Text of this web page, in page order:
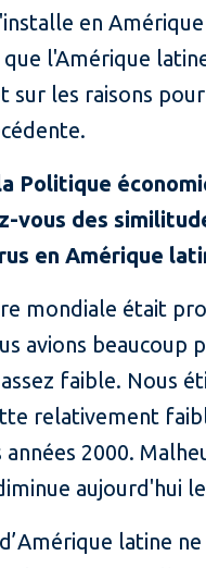
en
que l'Amérique
sur les raisons
vous des
en Amérique
mondiale était
avions beaucoup
faible. Nous
relativement
2000.
aujourd'hui
latine